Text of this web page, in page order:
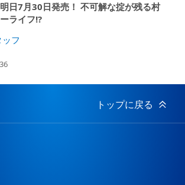
明日7月30日発売！ 不可解な掟が残る村
ライフ!?
フ
36
トップに戻る